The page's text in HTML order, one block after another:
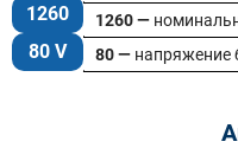
1260
80 V
80 — напряжение
1260 —